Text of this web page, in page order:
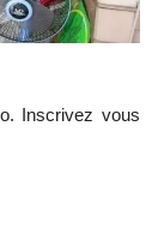
Inscrivez vous